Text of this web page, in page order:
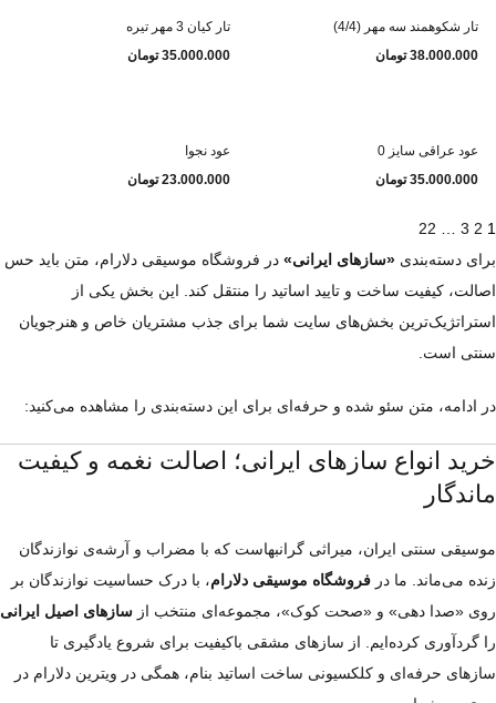
تار شکوهمند سه مهر (4/4)
38.000.000 تومان
تار کیان 3 مهر تیره
35.000.000 تومان
عود عراقی سایز 0
35.000.000 تومان
عود نجوا
23.000.000 تومان
1
2
3
22
برای دسته‌بندی «سازهای ایرانی» در فروشگاه موسیقی دلارام، متن باید حس
اصالت، کیفیت ساخت و تایید اساتید را منتقل کند. این بخش یکی از
استراتژیک‌ترین بخش‌های سایت شما برای جذب مشتریان خاص و هنرجویان
سنتی است.
در ادامه، متن سئو شده و حرفه‌ای برای این دسته‌بندی را مشاهده می‌کنید:
خرید انواع سازهای ایرانی؛ اصالت نغمه و کیفیت
ماندگار
موسیقی سنتی ایران، میراثی گرانبهاست که با مضراب و آرشه‌ی نوازندگان
زنده می‌ماند. ما در فروشگاه موسیقی دلارام، با درک حساسیت نوازندگان بر
روی «صدا دهی» و «صحت کوک»، مجموعه‌ای منتخب از سازهای اصیل ایرانی
را گردآوری کرده‌ایم. از سازهای مشقی باکیفیت برای شروع یادگیری تا
سازهای حرفه‌ای و کلکسیونی ساخت اساتید بنام، همگی در ویترین دلارام در